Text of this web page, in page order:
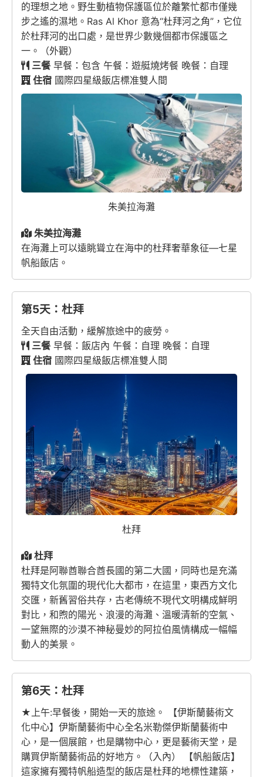
的理想之地。野生動植物保護區位於離繁忙都市僅幾
步之遙的濕地。Ras Al Khor 意為“杜拜河之角”，它位
於杜拜河的出口處，是世界少數幾個都市保護區之
一。（外觀）
三餐早餐：包含 午餐：遊艇燒烤餐 晚餐：自理
住宿 國際四星級飯店標准雙人間
朱美拉海灘
朱美拉海灘
在海灘上可以遠眺聳立在海中的杜拜奢華象征—七星
帆船飯店。
第5天：杜拜
全天自由活動，緩解旅途中的疲勞。
三餐早餐：飯店內 午餐：自理 晚餐：自理
住宿 國際四星級飯店標准雙人間
杜拜
杜拜
杜拜是阿聯酋聯合酋長國的第二大國，同時也是充滿
獨特文化氛圍的現代化大都市，在這里，東西方文化
交匯，新舊習俗共存，古老傳統不現代文明構成鮮明
對比，和煦的陽光、浪漫的海灘、溫暖清新的空氣、
一望無際的沙漠不神秘曼妙的阿拉伯風情構成一幅幅
動人的美景。
第6天：杜拜
★上午:早餐後，開始一天的旅途。 【伊斯蘭藝術文
化中心】伊斯蘭藝術中心全名米勒傑伊斯蘭藝術中
心，是一個展館，也是購物中心，更是藝術天堂，是
購買伊斯蘭藝術品的好地方。（入內） 【帆船飯店】
這家擁有獨特帆船造型的飯店是杜拜的地標性建築，